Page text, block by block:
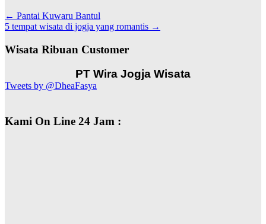
← Pantai Kuwaru Bantul
5 tempat wisata di jogja yang romantis →
Wisata Ribuan Customer
PT Wira Jogja Wisata
Tweets by @DheaFasya
Kami On Line 24 Jam :